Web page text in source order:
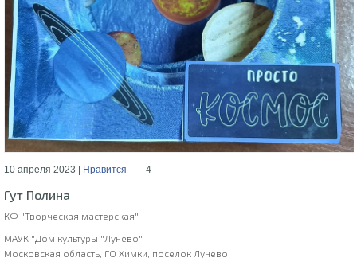
10 апреля 2023 | Нравится 4
Гут Полина
КФ "Творческая мастерская"
МАУК "Дом культуры "Лунево"
Московская область, ГО Химки, поселок Лунево